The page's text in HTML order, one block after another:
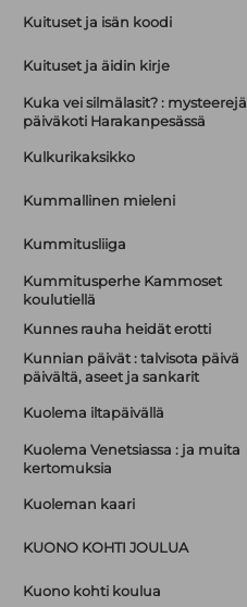
Kuituset ja isän koodi
Kuituset ja äidin kirje
Kuka vei silmälasit? : mysteerejä
päiväkoti Harakanpesässä
Kulkurikaksikko
Kummallinen mieleni
Kummitusliiga
Kummitusperhe Kammoset
koulutiellä
Kunnes rauha heidät erotti
Kunnian päivät : talvisota päivä
päivältä, aseet ja sankarit
Kuolema iltapäivällä
Kuolema Venetsiassa : ja muita
kertomuksia
Kuoleman kaari
KUONO KOHTI JOULUA
Kuono kohti koulua